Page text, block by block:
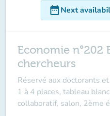
date_rangeNext
Economie n°202
chercheurs
Réservé aux doctorants
1 à 4 places, tableau
collaboratif, salon, 2ème